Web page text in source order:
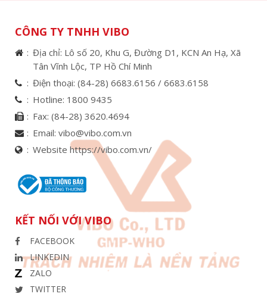
CÔNG TY TNHH VIBO
Địa chỉ: Lô số 20, Khu G, Đường D1, KCN An Hạ, Xã
Tân Vĩnh Lộc, TP Hồ Chí Minh
Điện thoại: (84-28) 6683.6156 / 6683.6158
Hotline: 1800 9435
Fax: (84-28) 3620.4694
Email: vibo@vibo.com.vn
Website https://vibo.com.vn/
KẾT NỐI VỚI VIBO
FACEBOOK
LINKEDIN
ZALO
TWITTER